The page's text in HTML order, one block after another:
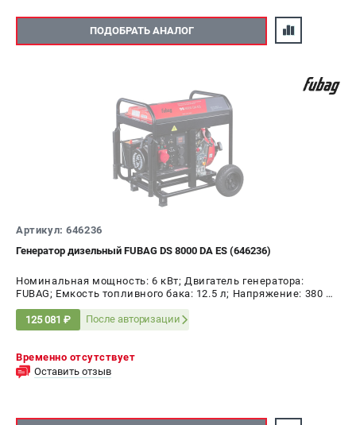
ПОДОБРАТЬ АНАЛОГ
Артикул: 646236
Генератор дизельный FUBAG DS 8000 DA ES (646236)
Номинальная мощность: 6 кВт; Двигатель генератора:
FUBAG; Емкость топливного бака: 12.5 л; Напряжение: 380 В;
125 081 ₽
После авторизации
Временно отсутствует
Оставить отзыв